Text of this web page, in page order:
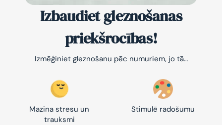
Izbaudiet gleznošanas
priekšrocības!
Izmēģiniet gleznošanu pēc numuriem, jo tā…
Mazina stresu un
trauksmi
Stimulē radošumu